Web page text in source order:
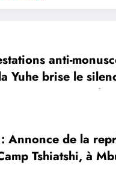
anti-
Yuhe brise le
session
: Annonce de la
Tshiatshi, à